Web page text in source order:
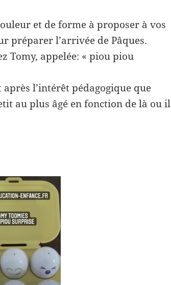
et de forme à proposer à vos
préparer l’arrivée de Pâques.
Tomy, appelée: « piou piou
l’intérêt pédagogique que
au plus âgé en fonction de là ou il